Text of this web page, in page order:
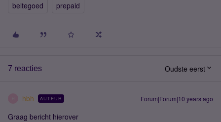
beltegoed prepaid
7 reacties Oudste eerst
hbh AUTEUR Forum|Forum|10 years ago
Graag bericht hierover